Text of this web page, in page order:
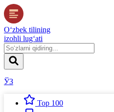
O‘zbek tilining
izohli lug‘ati
ЎЗ
Top 100